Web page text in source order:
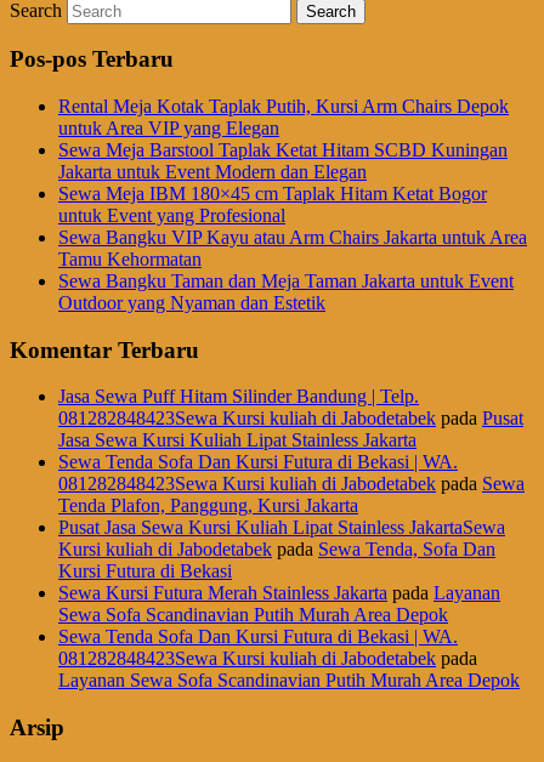
Search
Pos-pos Terbaru
Rental Meja Kotak Taplak Putih, Kursi Arm Chairs Depok
untuk Area VIP yang Elegan
Sewa Meja Barstool Taplak Ketat Hitam SCBD Kuningan
Jakarta untuk Event Modern dan Elegan
Sewa Meja IBM 180×45 cm Taplak Hitam Ketat Bogor
untuk Event yang Profesional
Sewa Bangku VIP Kayu atau Arm Chairs Jakarta untuk Area
Tamu Kehormatan
Sewa Bangku Taman dan Meja Taman Jakarta untuk Event
Outdoor yang Nyaman dan Estetik
Komentar Terbaru
Jasa Sewa Puff Hitam Silinder Bandung | Telp.
081282848423Sewa Kursi kuliah di Jabodetabek pada Pusat
Jasa Sewa Kursi Kuliah Lipat Stainless Jakarta
Sewa Tenda Sofa Dan Kursi Futura di Bekasi | WA.
081282848423Sewa Kursi kuliah di Jabodetabek pada Sewa
Tenda Plafon, Panggung, Kursi Jakarta
Pusat Jasa Sewa Kursi Kuliah Lipat Stainless JakartaSewa
Kursi kuliah di Jabodetabek pada Sewa Tenda, Sofa Dan
Kursi Futura di Bekasi
Sewa Kursi Futura Merah Stainless Jakarta pada Layanan
Sewa Sofa Scandinavian Putih Murah Area Depok
Sewa Tenda Sofa Dan Kursi Futura di Bekasi | WA.
081282848423Sewa Kursi kuliah di Jabodetabek pada
Layanan Sewa Sofa Scandinavian Putih Murah Area Depok
Arsip